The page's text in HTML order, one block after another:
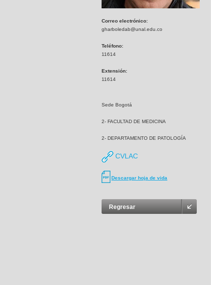
Correo electrónico:
gharboledab@unal.edu.co
Teléfono:
11614
Extensión:
11614
Sede Bogotá
2- FACULTAD DE MEDICINA
2- DEPARTAMENTO DE PATOLOGÍA
CVLAC
Descargar hoja de vida
Regresar